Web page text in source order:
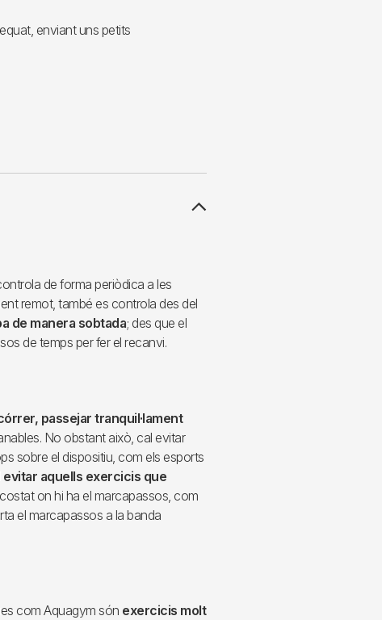
enviant uns petits
de forma periòdica a les
remot, també es controla des del
de manera sobtada; des que el
de temps per fer el recanvi.
passejar tranquil·lament
No obstant això, cal evitar
sobre el dispositiu, com els esports
evitar aquells exercicis que
on hi ha el marcapassos, com
el marcapassos a la banda
com Aquagym són exercicis molt